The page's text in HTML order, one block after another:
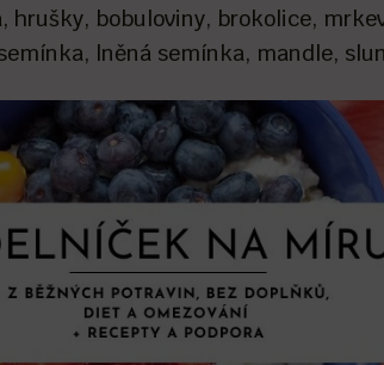
hrušky, bobuloviny, brokolice,
lněná semínka, mandle,